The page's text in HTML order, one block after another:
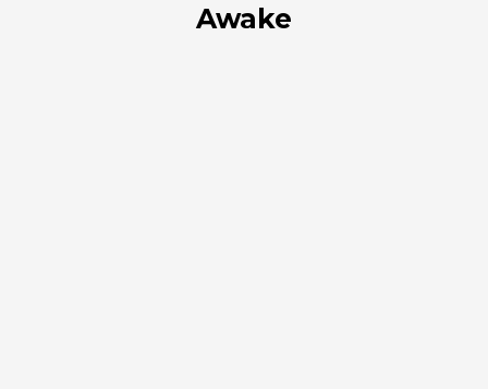
Awake